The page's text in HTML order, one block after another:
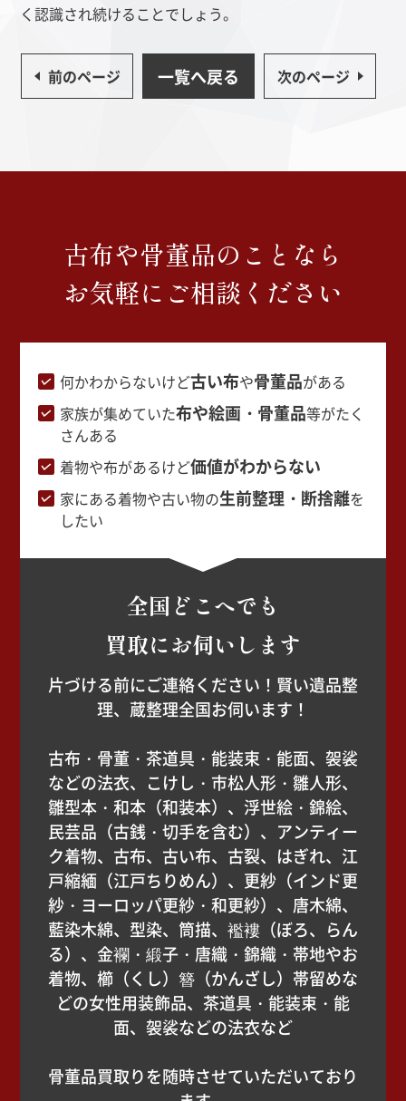
く認識され続けることでしょう。
前のページ 一覧へ戻る 次のページ
古布や骨董品のことなら
お気軽にご相談ください
何かわからないけど古い布や骨董品がある
家族が集めていた布や絵画・骨董品等がたく
さんある
着物や布があるけど価値がわからない
家にある着物や古い物の生前整理・断捨離を
したい
全国どこへでも
買取にお伺いします
片づける前にご連絡ください！賢い遺品整
理、蔵整理全国お伺います！
古布・骨董・茶道具・能装束・能面、袈裟
などの法衣、こけし・市松人形・雛人形、
雛型本・和本（和装本）、浮世絵・錦絵、
民芸品（古銭・切手を含む）、アンティー
ク着物、古布、古い布、古裂、はぎれ、江
戸縮緬（江戸ちりめん）、更紗（インド更
紗・ヨーロッパ更紗・和更紗）、唐木綿、
藍染木綿、型染、筒描、襤褸（ぼろ、らん
る）、金襴・緞子・唐織・錦織・帯地やお
着物、櫛（くし）簪（かんざし）帯留めな
どの女性用装飾品、茶道具・能装束・能
面、袈裟などの法衣など
骨董品買取りを随時させていただいており